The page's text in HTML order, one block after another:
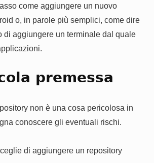
come aggiungere un nuovo
o, in parole più semplici, come dire
di aggiungere un terminale dal quale
premessa
non è una cosa pericolosa in
conoscere gli eventuali rischi.
di aggiungere un repository